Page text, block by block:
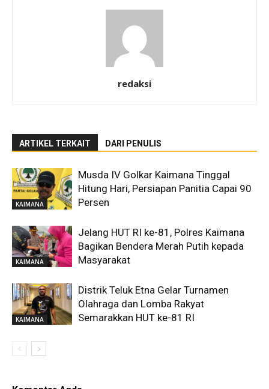
redaksi
ARTIKEL TERKAIT DARI PENULIS
KAIMANA
Musda IV Golkar Kaimana Tinggal
Hitung Hari, Persiapan Panitia Capai 90
Persen
KAIMANA
Jelang HUT RI ke-81, Polres Kaimana
Bagikan Bendera Merah Putih kepada
Masyarakat
KAIMANA
Distrik Teluk Etna Gelar Turnamen
Olahraga dan Lomba Rakyat
Semarakkan HUT ke-81 RI